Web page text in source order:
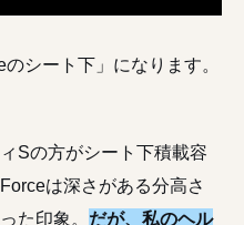
シート下」になります。
Sの方がシート下積載容
は深さがある分高さ
た印象。 だが、私のヘル